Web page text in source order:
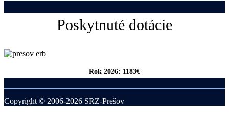
Poskytnuté dotácie
Rok 2026: 1183€
Copyright © 2006-2026 SRZ-Prešov